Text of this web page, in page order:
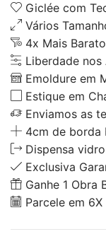
Giclée com
Vários
4x Mais
Liberdade nos
Emoldure em
Estique em
Enviamos as
4cm de borda
Dispensa
Exclusiva
Ganhe 1 Obra
Parcele em